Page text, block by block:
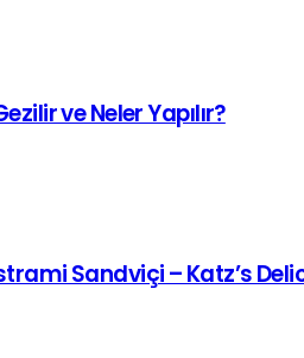
ve Neler Yapılır?
Sandviçi – Katz’s